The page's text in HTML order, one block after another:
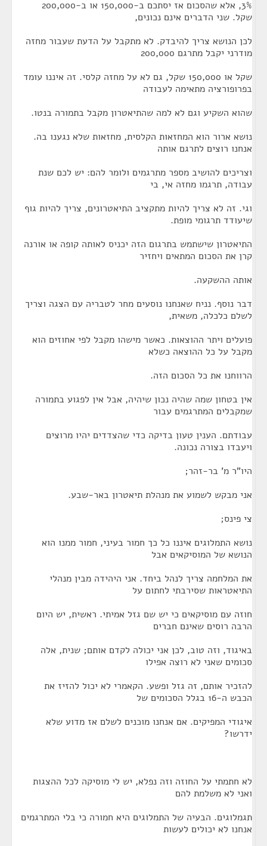
3%, אלא שהסכום אז יסתכם ב-150,000 או ב-200,000
שקל. שני הדברים אינם נכונים,
לכן הנושא צריך להיבדק. לא מתקבל על הדעת שעבור מחזה
מודרני יקבל מתרגם 200,000
שקל או 150,000 שקל, גם לא על מחזה קלסי. זה איננו עומד
בפרופורציה מתאימה לעבודה
שהוא השקיע וגם לא למה שהתיאטרון מקבל בתמורה בנטו.
נושא ארור הוא המחזאות הקלסית, מחזאות שלא נגענו בה.
אנחנו רוצים לתרגם אותה
וצריכים להושיב מספר מתרגמים ולומר להם: יש לכם שנת
עבודה, תרגמו מחזה אי, בי
וגי. זה לא צריך להיות מתקציב התיאטרונים, צריך להיות גוף
שיעודד תרגומי מופת.
התיאטרון שישתמש בתרגום הזה יכניס לאותה קופה או אורנה
קרן את הסכום המתאים ויחזיר
אותה ההשקעה.
דבר נוסף. נניח שאנחנו נוסעים מחר לטבריה עם הצגה וצריך
לשלם כלכלה, משאית,
פועלים ויתר ההוצאות. כאשר מישהו מקבל לפי אחוזים הוא
מקבל על כל ההוצאה כשלא
הרווחנו את כל הסכום הזה.
אין בטחון שמה שהיה נכון שיהיה, אבל אין לפגוע בתמורה
שמקבלים המתרגמים עבור
עבודתם. הענין טעון בדיקה כדי שהצדדים יהיו מרוצים
ויעבדו בצורה נכונה.
היו"ר מ' בר-זהר;
אני מבקש לשמוע את מנהלת תיאטרון באר-שבע.
צי פינס;
נושא התמלוגים איננו כל כך חמור בעיני, חמור ממנו הוא
הנושא של המוסיקאים אבל
את המלחמה צריך לנהל ביחד. אני היהידה מבין מנהלי
התיאטראות שסירבתי לחתום על
חוזה עם מוסיקאים כי יש שם גזל אמיתי. ראשית, יש היום
הרבה רוסים שאינם חברים
באיגוד, וזה טוב, לכן אני יכולה לקדם אותם; שנית, אלה
סכומים שאני לא רוצה אפילו
להזכיר אותם, זה גזל ופשע. הקאמרי לא יכול להזיז את
הכבש ה-16 בגלל הסכומים של
איגודי המפיקים. אם אנחנו מוכנים לשלם אז מדוע שלא
ידרשו?
לא חתמתי על החוזה וזה נפלא, יש לי מוסיקה לכל ההצגות
ואני לא משלמת להם
תגמלוגים. הבעיה של התמלוגים היא חמורה כי בלי המתרגמים
אנחנו לא יכולים לעשות